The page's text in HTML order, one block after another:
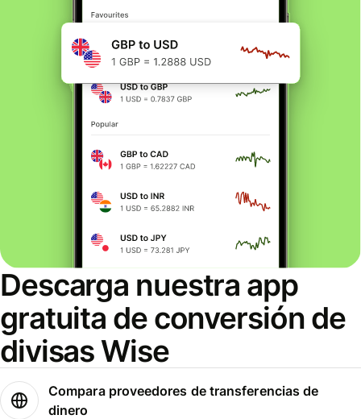
Descarga nuestra app
gratuita de conversión de
divisas Wise
Compara proveedores de transferencias de
dinero